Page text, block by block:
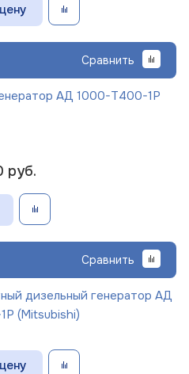
Сравнить
АД 1000-Т400-1Р
руб.
Сравнить
дизельный генератор АД
(Mitsubishi)